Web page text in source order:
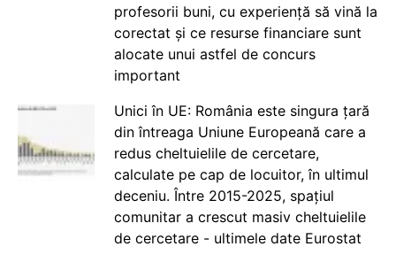
profesorii buni, cu experiență să vină la
corectat și ce resurse financiare sunt
alocate unui astfel de concurs
important
Unici în UE: România este singura țară
din întreaga Uniune Europeană care a
redus cheltuielile de cercetare,
calculate pe cap de locuitor, în ultimul
deceniu. Între 2015-2025, spațiul
comunitar a crescut masiv cheltuielile
de cercetare - ultimele date Eurostat